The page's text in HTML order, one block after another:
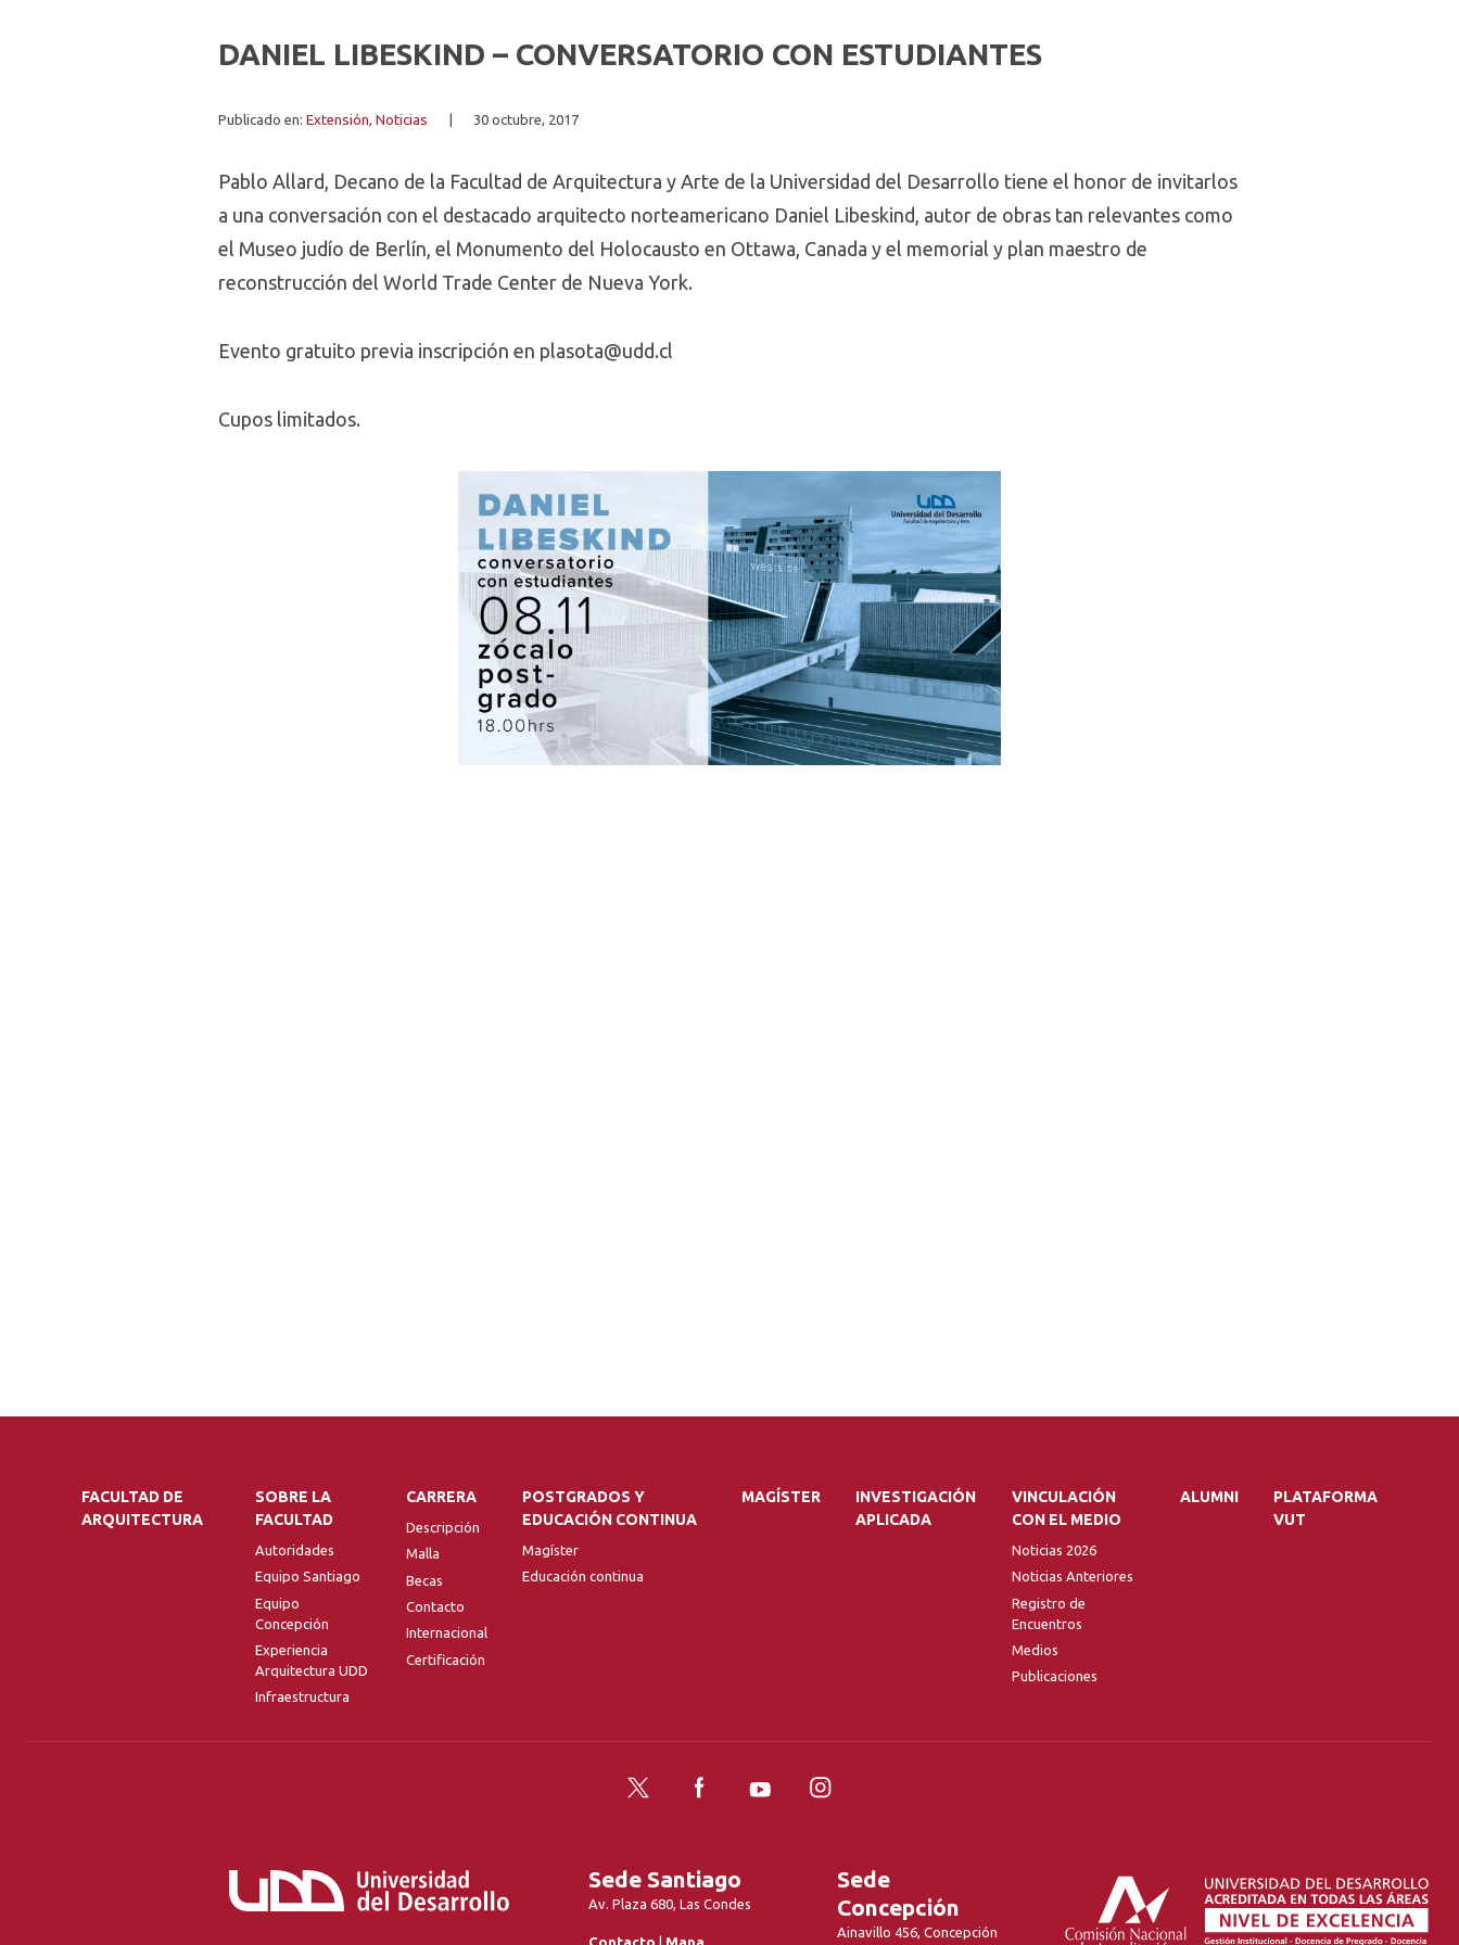
DANIEL LIBESKIND – CONVERSATORIO CON ESTUDIANTES
Publicado en: Extensión, Noticias 30 octubre, 2017
Pablo Allard, Decano de la Facultad de Arquitectura y Arte de la Universidad del Desarrollo tiene el honor de invitarlos
a una conversación con el destacado arquitecto norteamericano Daniel Libeskind, autor de obras tan relevantes como
el Museo judío de Berlín, el Monumento del Holocausto en Ottawa, Canada y el memorial y plan maestro de
reconstrucción del World Trade Center de Nueva York.
Evento gratuito previa inscripción en plasota@udd.cl
Cupos limitados.
FACULTAD DE
ARQUITECTURA
SOBRE LA
FACULTAD
Autoridades
Equipo Santiago
Equipo
Concepción
Experiencia
Arquitectura UDD
Infraestructura
CARRERA
Descripción
Malla
Becas
Contacto
Internacional
Certificación
POSTGRADOS Y
EDUCACIÓN CONTINUA
Magíster
Educación continua
MAGÍSTER
INVESTIGACIÓN
APLICADA
VINCULACIÓN
CON EL MEDIO
Noticias 2026
Noticias Anteriores
Registro de
Encuentros
Medios
Publicaciones
ALUMNI
PLATAFORMA
VUT
Twitter FacebookYouTubeInstagram
Sede Santiago
Av. Plaza 680, Las Condes
Contacto | Mapa
Sede
Concepción
Ainavillo 456, Concepción